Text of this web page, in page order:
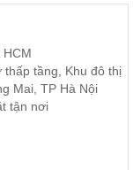
thấp tầng, Khu đô thị
Mai, TP Hà Nội
tận nơi